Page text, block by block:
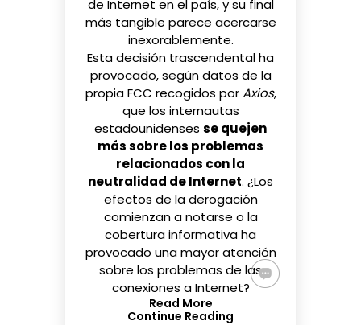
de Internet en el país, ysu final
más tangible parece acercarse
inexorablemente.
Esta decisión trascendental ha
provocado, según datos de la
propia FCC recogidos porAxios,
que los internautas
estadounidenses se quejen
más sobre los problemas
relacionados con la
neutralidad de Internet. ¿Los
efectos de la derogación
comienzan a notarse o la
cobertura informativa ha
provocado una mayor atención
sobre los problemas de las
conexiones a Internet?
Read More
Continue Reading